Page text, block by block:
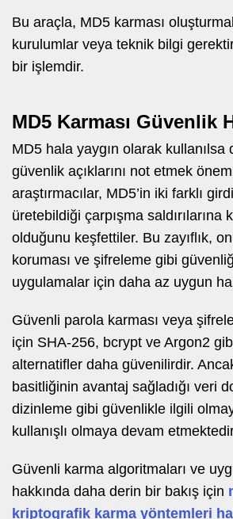
Bu araçla, MD5 karması
kurulumlar veya teknik bilgi
bir işlemdir.
MD5 Karması Güvenlik
MD5 hala yaygın olarak kullanılsa
güvenlik açıklarını not etmek
araştırmacılar, MD5’in iki farklı
üretebildiği çarpışma saldırılarına
olduğunu keşfettiler. Bu zayıflık,
koruması ve şifreleme gibi
uygulamalar için daha az uygun
Güvenli parola karması veya
için SHA-256, bcrypt ve Argon2
alternatifler daha güvenilirdir.
basitliğinin avantaj sağladığı veri
dizinleme gibi güvenlikle ilgili
kullanışlı olmaya devam
Güvenli karma algoritmaları ve
hakkında daha derin bir bakış için
kriptografik karma yöntemleri